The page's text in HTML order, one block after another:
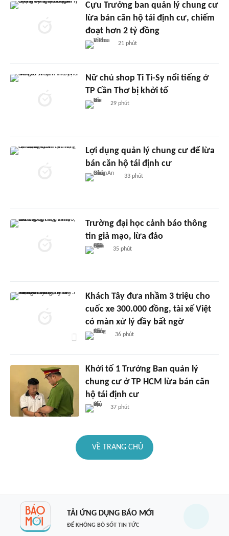
Cựu Trưởng ban quản lý chung cư
lừa bán căn hộ tái định cư, chiếm
đoạt hơn 2 tỷ đồng
21 phút
Nữ chủ shop Ti Ti-Sy nổi tiếng ở
TP Cần Thơ bị khởi tố
29 phút
Lợi dụng quản lý chung cư để lừa
bán căn hộ tái định cư
33 phút
Trường đại học cảnh báo thông
tin giả mạo, lừa đảo
35 phút
Khách Tây đưa nhầm 3 triệu cho
cuốc xe 300.000 đồng, tài xế Việt
có màn xử lý đầy bất ngờ
36 phút
Khởi tố 1 Trưởng Ban quản lý
chung cư ở TP HCM lừa bán căn
hộ tái định cư
37 phút
VỀ TRANG CHỦ
TẢI ỨNG DỤNG BÁO MỚI
ĐỂ KHÔNG BỎ SÓT TIN TỨC